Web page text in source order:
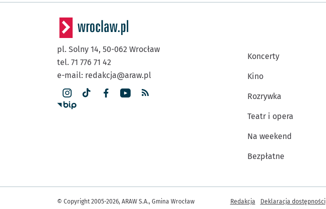
pl. Solny 14, 50-062 Wrocław
tel. 71 776 71 42
e-mail: redakcja@araw.pl
Koncerty
Kino
Rozrywka
Teatr i opera
Na weekend
Bezpłatne
© Copyright 2005-2026, ARAW S.A., Gmina Wrocław Inne informacje
Redakcja Deklaracja dostępności